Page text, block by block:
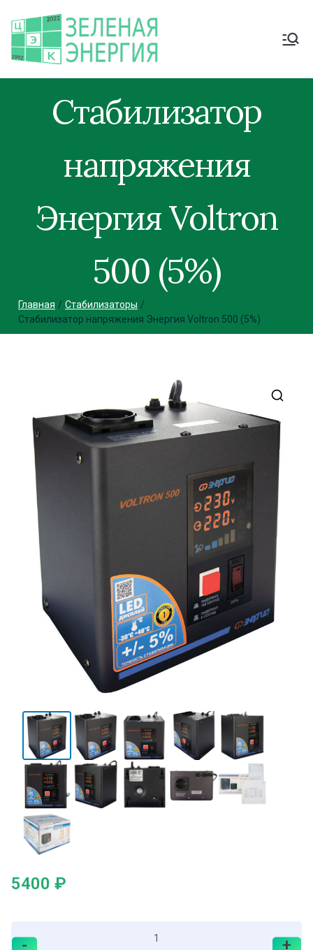
Стабилизатор
напряжения
Энергия Voltron
500 (5%)
Главная
Стабилизаторы
Стабилизатор напряжения Энергия Voltron 500 (5%)
5400 ₽
- +